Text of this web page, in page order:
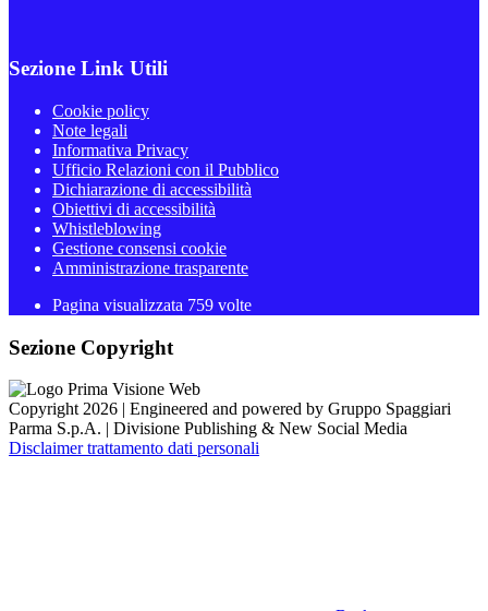
Sezione Link Utili
Cookie policy
Note legali
Informativa Privacy
Ufficio Relazioni con il Pubblico
Dichiarazione di accessibilità
Obiettivi di accessibilità
Whistleblowing
Gestione consensi cookie
Amministrazione trasparente
Pagina visualizzata 759 volte
Sezione Copyright
Copyright 2026 | Engineered and powered by Gruppo Spaggiari
Parma S.p.A. | Divisione Publishing & New Social Media
Disclaimer trattamento dati personali